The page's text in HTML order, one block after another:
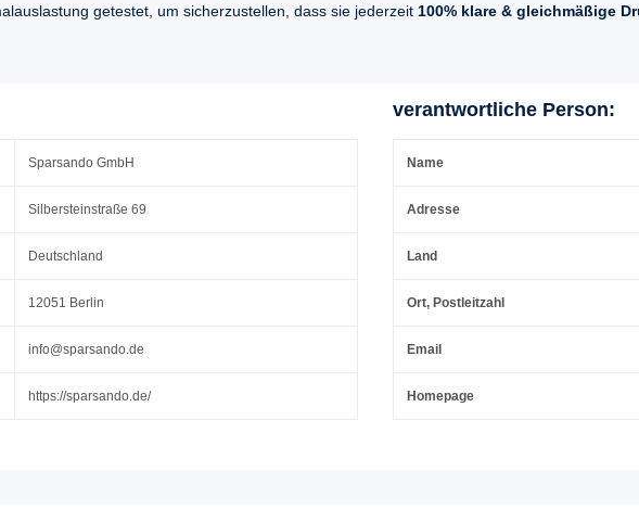
getestet, um sicherzustellen, dass sie jederzeit 100% klare & gleichmäßige
Sparsando GmbH
Silbersteinstraße 69
Deutschland
12051 Berlin
info@sparsando.de
https://sparsando.de/
verantwortliche Person:
Name
Adresse
Land
Ort, Postleitzahl
Email
Homepage